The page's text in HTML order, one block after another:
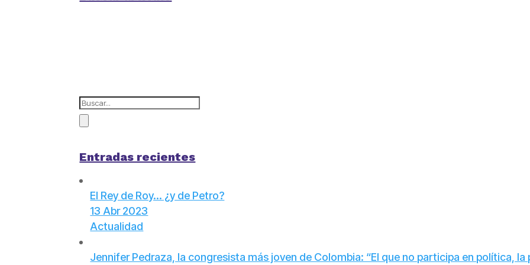
Entradas recientes
El Rey de Roy… ¿y de Petro?
13 Abr 2023
Actualidad
Jennifer Pedraza, la congresista más joven de Colombia: “El que no participa en política, la